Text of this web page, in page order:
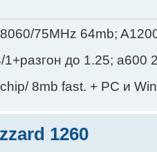
75MHz 64mb;
до 1.25; а600
8mb fast. + PC и
1260